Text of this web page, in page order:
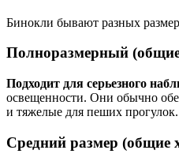
Бинокли бывают разных
Полноразмерный
Подходит для серьезного
освещенности. Они обычно
и тяжелые для пеших прогулок.
Средний размер (общие